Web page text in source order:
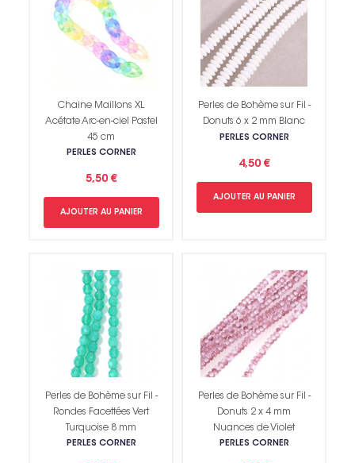
Chaine Maillons XL
Acétate Arc-en-ciel Pastel
45 cm
PERLES CORNER
5,50 €
AJOUTER AU PANIER
Perles de Bohème sur Fil -
Donuts 6 x 2 mm Blanc
PERLES CORNER
4,50 €
AJOUTER AU PANIER
Perles de Bohème sur Fil -
Rondes Facettées Vert
Turquoise 8 mm
PERLES CORNER
Perles de Bohème sur Fil -
Donuts 2 x 4 mm
Nuances de Violet
PERLES CORNER